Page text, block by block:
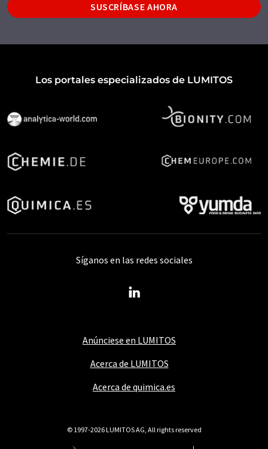
SUSCRÍBASE AHORA
Los portales especializados de LUMITOS
Anúnciese en LUMITOS
Acerca de LUMITOS
Acerca de quimica.es
Síganos en las redes sociales
© 1997-2026 LUMITOS AG, All rights reserved